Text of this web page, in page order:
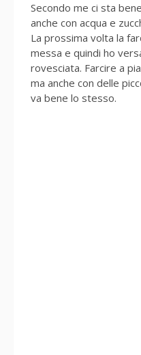
Secondo me ci sta
anche con acqua e
La prossima volta la
messa e quindi ho
rovesciata. Farcire a
ma anche con delle
va bene lo stesso.